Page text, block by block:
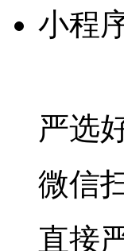
小程
严选
微信
直接